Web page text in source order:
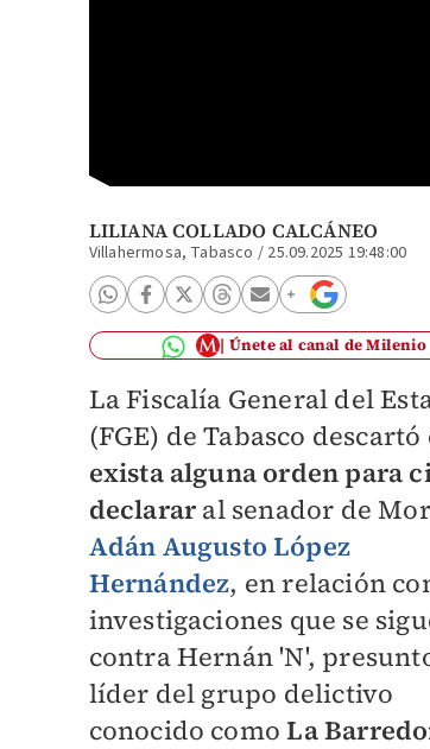
LILIANA COLLADO CALCÁNEO
Villahermosa, Tabasco / 25.09.2025 19:48:00
Únete al canal de Milenio
La Fiscalía General del
(FGE) de Tabasco descartó
exista alguna orden para
declararal senador de
Adán Augusto López
Hernández, en relación
investigaciones que se
contra Hernán 'N',
líder del grupo delictivo
conocido comoLa